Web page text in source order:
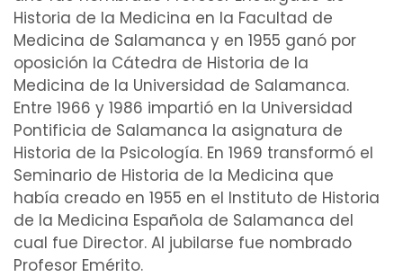
Historia de la Medicina en la Facultad de
Medicina de Salamanca y en 1955 ganó por
oposición la Cátedra de Historia de la
Medicina de la Universidad de Salamanca.
Entre 1966 y 1986 impartió en la Universidad
Pontificia de Salamanca la asignatura de
Historia de la Psicología. En 1969 transformó el
Seminario de Historia de la Medicina que
había creado en 1955 en el Instituto de Historia
de la Medicina Española de Salamanca del
cual fue Director. Al jubilarse fue nombrado
Profesor Emérito.